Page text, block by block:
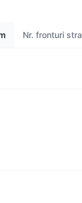
Nr. fronturi